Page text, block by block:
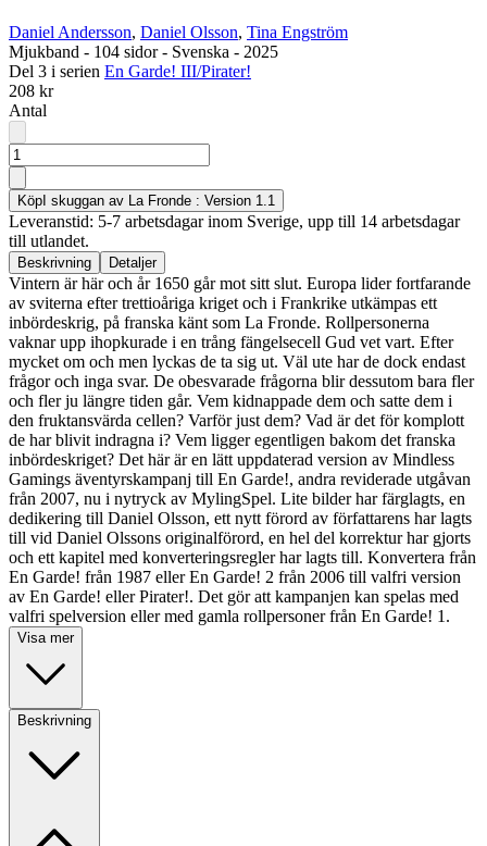
Daniel Andersson, Daniel Olsson, Tina Engström
Mjukband - 104 sidor- Svenska - 2025
Del 3 i serien En Garde! III/Pirater!
208 kr
Antal
Köp I skuggan av La Fronde : Version 1.1
Leveranstid: 5-7 arbetsdagar inom Sverige, upp till 14 arbetsdagar
till utlandet.
Beskrivning Detaljer
Vintern är här och år 1650 går mot sitt slut. Europa lider fortfarande
av sviterna efter trettioåriga kriget och i Frankrike utkämpas ett
inbördeskrig, på franska känt som La Fronde. Rollpersonerna
vaknar upp ihopkurade i en trång fängelsecell Gud vet vart. Efter
mycket om och men lyckas de ta sig ut. Väl ute har de dock endast
frågor och inga svar. De obesvarade frågorna blir dessutom bara fler
och fler ju längre tiden går. Vem kidnappade dem och satte dem i
den fruktansvärda cellen? Varför just dem? Vad är det för komplott
de har blivit indragna i? Vem ligger egentligen bakom det franska
inbördeskriget? Det här är en lätt uppdaterad version av Mindless
Gamings äventyrskampanj till En Garde!, andra reviderade utgåvan
från 2007, nu i nytryck av MylingSpel. Lite bilder har färglagts, en
dedikering till Daniel Olsson, ett nytt förord av författarens har lagts
till vid Daniel Olssons originalförord, en hel del korrektur har gjorts
och ett kapitel med konverteringsregler har lagts till. Konvertera från
En Garde! från 1987 eller En Garde! 2 från 2006 till valfri version
av En Garde! eller Pirater!. Det gör att kampanjen kan spelas med
valfri spelversion eller med gamla rollpersoner från En Garde! 1.
Visa mer
Beskrivning